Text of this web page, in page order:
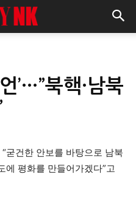
’…”북핵·남북
굳건한 안보를 바탕으로 남북
에 평화를 만들어가겠다”고